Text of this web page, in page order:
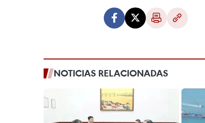
NOTICIAS RELACIONADAS